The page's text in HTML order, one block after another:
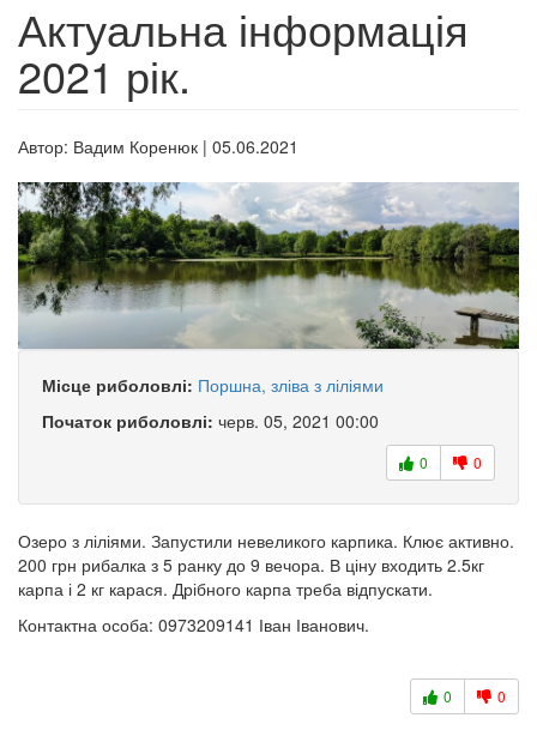
Актуальна інформація
2021 рік.
Автор: Вадим Коренюк | 05.06.2021
Місце риболовлі: Поршна, зліва з ліліями
Початок риболовлі: черв. 05, 2021 00:00
0 0
Озеро з ліліями. Запустили невеликого карпика. Клює активно.
200 грн рибалка з 5 ранку до 9 вечора. В ціну входить 2.5кг
карпа і 2 кг карася. Дрібного карпа треба відпускати.
Контактна особа: 0973209141 Іван Іванович.
0 0